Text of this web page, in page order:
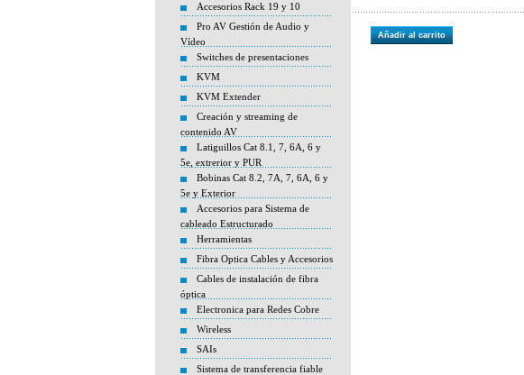
Accesorios Rack 19 y 10
Pro AV Gestión de Audio y
Vídeo
Switches de presentaciones
KVM
KVM Extender
Creación y streaming de
contenido AV
Latiguillos Cat 8.1, 7, 6A, 6 y
5e, extrerior y PUR
Bobinas Cat 8.2, 7A, 7, 6A, 6 y
5e y Exterior
Accesorios para Sistema de
cableado Estructurado
Herramientas
Fibra Optica Cables y Accesorios
Cables de instalación de fibra
óptica
Electronica para Redes Cobre
Wireless
SAIs
Sistema de transferencia fiable
Añadir al carrito